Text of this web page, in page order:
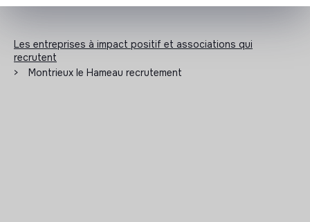
Les entreprises à impact positif et associations qui
recrutent
>
Montrieux le Hameau recrutement